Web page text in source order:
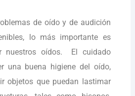
de oído y de audición
lo más importante es
nuestros oídos. El cuidado
una buena higiene del oído,
objetos que puedan lastimar